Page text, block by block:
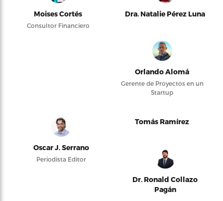
Moises Cortés
Consultor Financiero
Dra. Natalie Pérez Luna
Orlando Alomá
Gerente de Proyectos en un
Startup
Oscar J. Serrano
Periodista Editor
Tomás Ramírez
Dr. Ronald Collazo
Pagán